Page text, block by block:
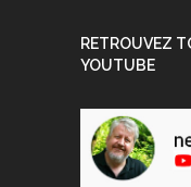
RETROUVEZ
YOUTUBE